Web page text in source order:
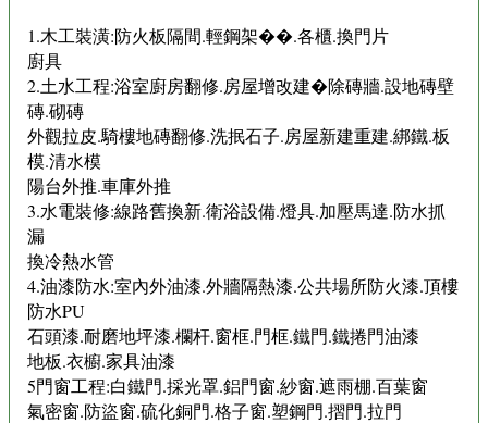
1.木工裝潢:防火板隔間.輕鋼架��.各櫃.換門片
廚具
2.土水工程:浴室廚房翻修.房屋增改建�除磚牆.設地磚壁
磚.砌磚
外觀拉皮.騎樓地磚翻修.洗抿石子.房屋新建重建.綁鐵.板
模.清水模
陽台外推.車庫外推
3.水電裝修:線路舊換新.衛浴設備.燈具.加壓馬達.防水抓
漏
換冷熱水管
4.油漆防水:室內外油漆.外牆隔熱漆.公共場所防火漆.頂樓
防水PU
石頭漆.耐磨地坪漆.欄杆.窗框.門框.鐵門.鐵捲門油漆
地板.衣櫥.家具油漆
5門窗工程:白鐵門.採光罩.鋁門窗.紗窗.遮雨棚.百葉窗
氣密窗.防盜窗.硫化銅門.格子窗.塑鋼門.摺門.拉門